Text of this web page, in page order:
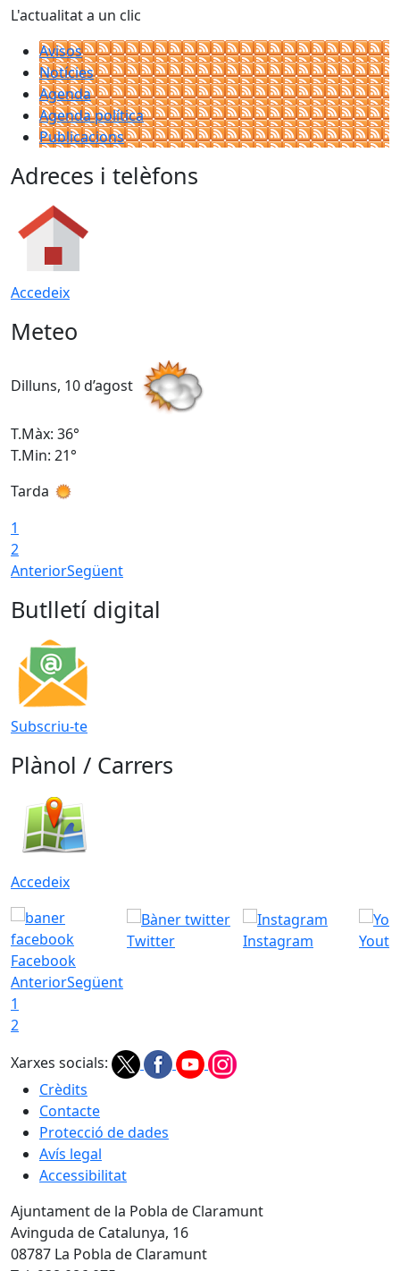
L'actualitat a un clic
Avisos
Notícies
Agenda
Agenda política
Publicacions
Adreces i telèfons
Accedeix
Meteo
Dilluns, 10 d’agost
T.Màx: 36°
T.Min: 21°
Tarda
1
2
AnteriorSegüent
Butlletí digital
Subscriu-te
Plànol / Carrers
Accedeix
Facebook
Twitter Instagram
AnteriorSegüent
1
2
Xarxes socials:
Crèdits
Contacte
Protecció de dades
Avís legal
Accessibilitat
Ajuntament de la Pobla de Claramunt
Avinguda de Catalunya, 16
08787 La Pobla de Claramunt